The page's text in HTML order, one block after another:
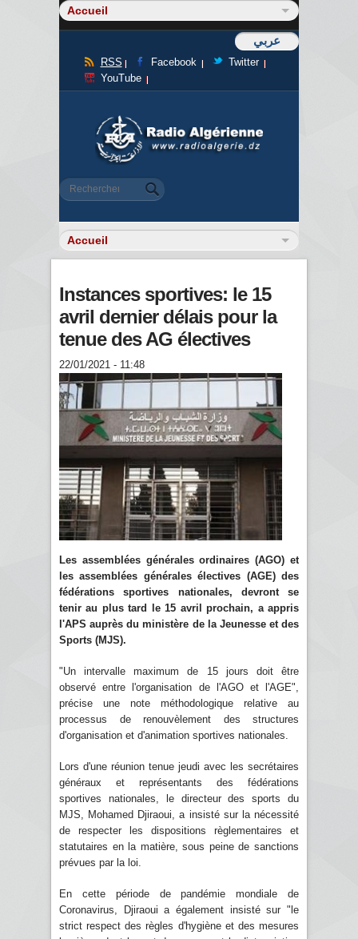
عربي
RSS Facebook
Twitter
YouTube
Formulaire de recherche
Rechercher
Instances sportives: le 15
avril dernier délais pour la
tenue des AG électives
22/01/2021 - 11:48
Les assemblées générales ordinaires (AGO) et
les assemblées générales électives (AGE) des
fédérations sportives nationales, devront se
tenir au plus tard le 15 avril prochain, a appris
l'APS auprès du ministère de la Jeunesse et des
Sports (MJS).
"Un intervalle maximum de 15 jours doit être
observé entre l'organisation de l'AGO et l'AGE",
précise une note méthodologique relative au
processus de renouvèlement des structures
d'organisation et d'animation sportives nationales.
Lors d'une réunion tenue jeudi avec les secrétaires
généraux et représentants des fédérations
sportives nationales, le directeur des sports du
MJS, Mohamed Djiraoui, a insisté sur la nécessité
de respecter les dispositions règlementaires et
statutaires en la matière, sous peine de sanctions
prévues par la loi.
En cette période de pandémie mondiale de
Coronavirus, Djiraoui a également insisté sur "le
strict respect des règles d'hygiène et des mesures